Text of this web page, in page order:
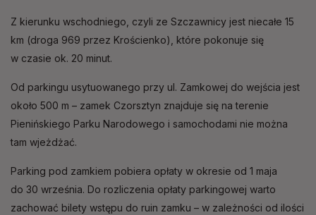
Z kierunku wschodniego, czyli ze Szczawnicy jest niecałe 15
km (droga 969 przez Krościenko), które pokonuje się
w czasie ok. 20 minut.
Od parkingu usytuowanego przy ul. Zamkowej do wejścia jest
około 500 m – zamek Czorsztyn znajduje się na terenie
Pienińskiego Parku Narodowego i samochodami nie można
tam wjeżdżać.
Parking pod zamkiem pobiera opłaty w okresie od 1 maja
do 30 września. Do rozliczenia opłaty parkingowej warto
zachować bilety wstępu do ruin zamku – w zależności od ilości